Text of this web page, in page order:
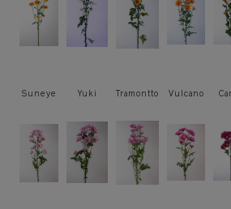
Suneye Yuki Tramontto Vulcano